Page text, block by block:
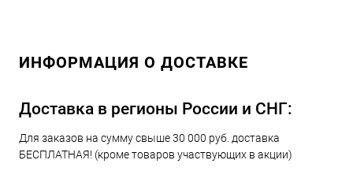
ИНФОРМАЦИЯ О ДОСТАВКЕ
Доставка в регионы России и СНГ:
Для заказов на сумму свыше 30 000 руб. доставка
БЕСПЛАТНАЯ! (кроме товаров участвующих в акции)